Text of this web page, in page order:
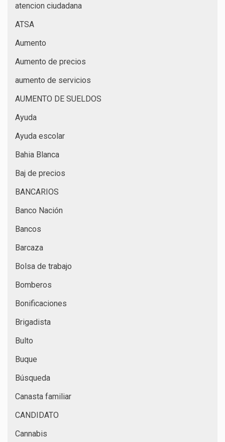
atencion ciudadana
ATSA
Aumento
Aumento de precios
aumento de servicios
AUMENTO DE SUELDOS
Ayuda
Ayuda escolar
Bahia Blanca
Baj de precios
BANCARIOS
Banco Nación
Bancos
Barcaza
Bolsa de trabajo
Bomberos
Bonificaciones
Brigadista
Bulto
Buque
Búsqueda
Canasta familiar
CANDIDATO
Cannabis